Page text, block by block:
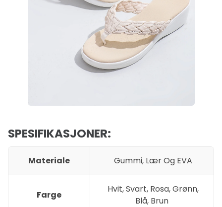
SPESIFIKASJONER:
Materiale Gummi, Lær Og EVA
Farge
Hvit, Svart, Rosa, Grønn,
Blå, Brun